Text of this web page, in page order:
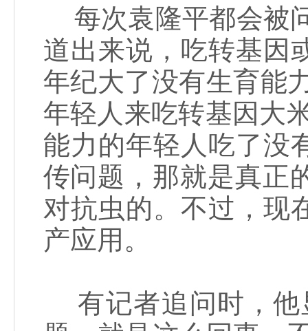
每次袁隆平都会被
道出来说，吃转基因
年纪大了没有生育能
年轻人来吃转基因大
能力的年轻人吃了没
传问题，那就是真正
对抗虫的。不过，现
产应用。
有记者追问时，他